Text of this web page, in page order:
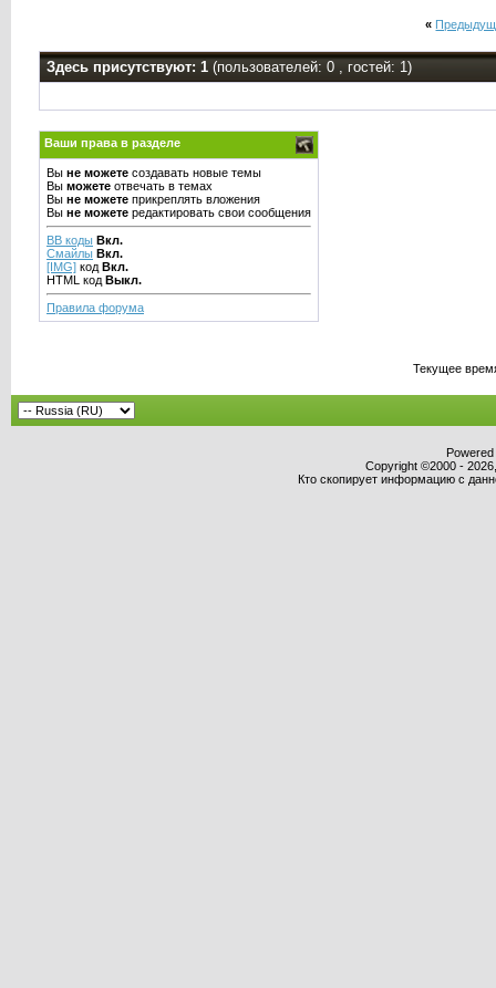
«
Здесь присутствуют: 1 (пользователей: 0 , гостей: 1)
Ваши права в разделе
Вы не можетесоздавать новые темы
Вы можетеотвечать в темах
Вы не можетеприкреплять вложения
Вы не можетередактировать свои сообщения
BB коды Вкл.
Смайлы Вкл.
[IMG]код Вкл.
HTML код Выкл.
Правила форума
Текущее
Copyright ©2000 -
Кто скопирует информацию с